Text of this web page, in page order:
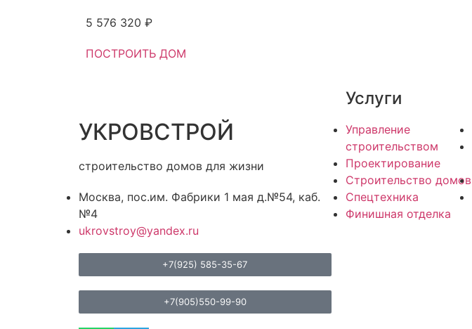
5 576 320 ₽
ПОСТРОИТЬ ДОМ
УКРОВСТРОЙ
строительство домов для жизни
Москва, пос.им. Фабрики 1 мая д.№54, каб.
№4
ukrovstroy@yandex.ru
+7(925) 585-35-67
+7(905)550-99-90
Услуги
Управление
строительством
Проектирование
Строительство домов
Спецтехника
Финишная отделка